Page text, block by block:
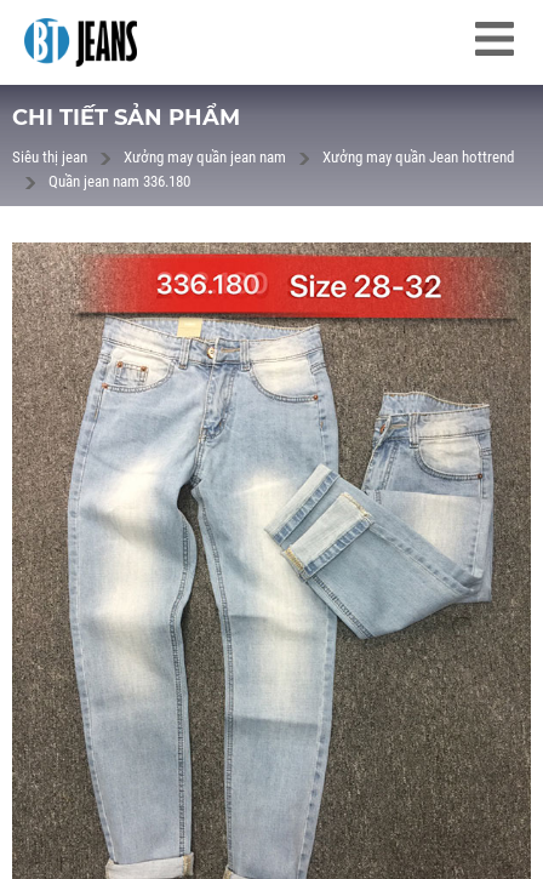
CHI TIẾT SẢN PHẨM
Siêu thị jean Xưởng may quần jean nam
Xưởng may quần Jean hottrend
Quần jean nam 336.180